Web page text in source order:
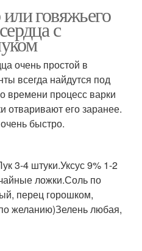
говяжьего
с
очень простой в
всегда найдутся под
времени процесс варки
отваривают его заранее.
быстро.
3-4 штуки.Уксус 9% 1-2
ложки.Соль по
перец горошком,
желанию)Зелень любая,